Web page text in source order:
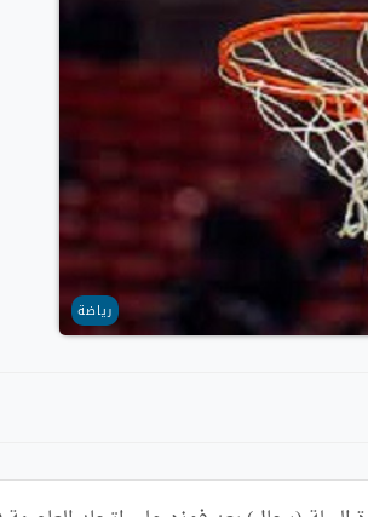
رياضة